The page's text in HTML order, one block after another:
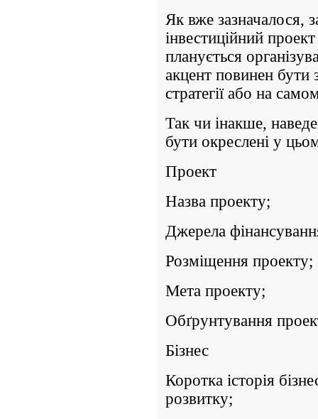
Як вже зазначалося,
інвестиційний
планується
акцент повинен бути
стратегії або на
Так чи інакше,
бути окреслені у
Проект
Назва проекту;
Джерела
Розміщення проекту;
Мета проекту;
Обґрунтування
Бізнес
Коротка історія
розвитку;